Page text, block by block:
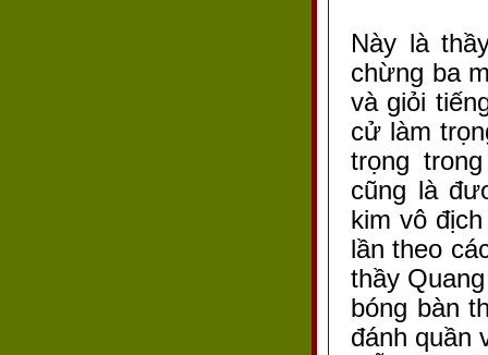
Này là
chừng ba
và giỏi
cử làm
trọng
cũng là
kim vô
lần theo
thầy
bóng bàn
đánh quần